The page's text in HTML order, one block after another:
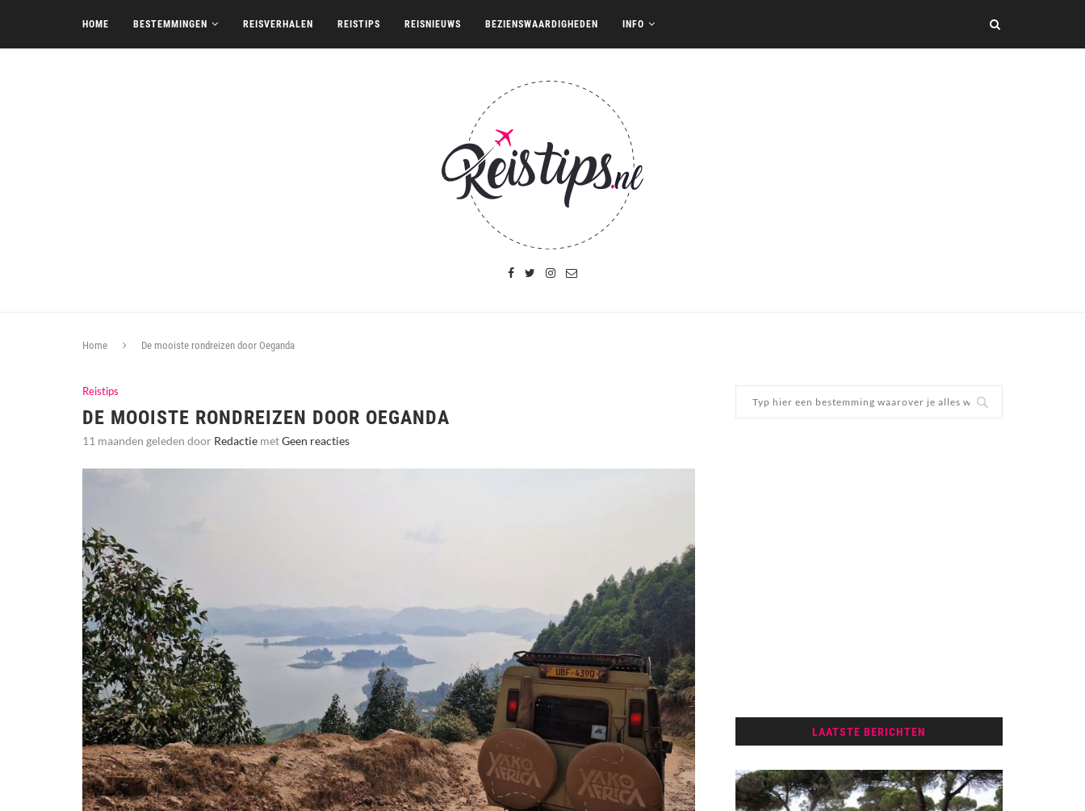
HOME BESTEMMINGEN REISVERHALEN REISTIPS REISNIEUWS BEZIENSWAARDIGHEDEN INFO
Home De mooiste rondreizen door Oeganda
Reistips
DE MOOISTE RONDREIZEN DOOR OEGANDA
11 maanden geleden door Redactie metGeen reacties
LAATSTE BERICHTEN